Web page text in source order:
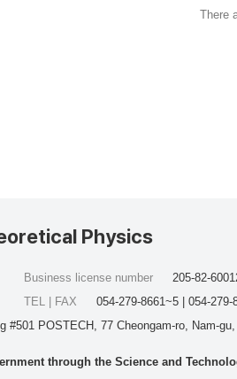
There
Physics
#501 POSTECH, 77 Cheongam-ro, Nam-
Business license number
205-82-
TEL | FAX
054-279-8661~5 | 054-279-
through the Science and